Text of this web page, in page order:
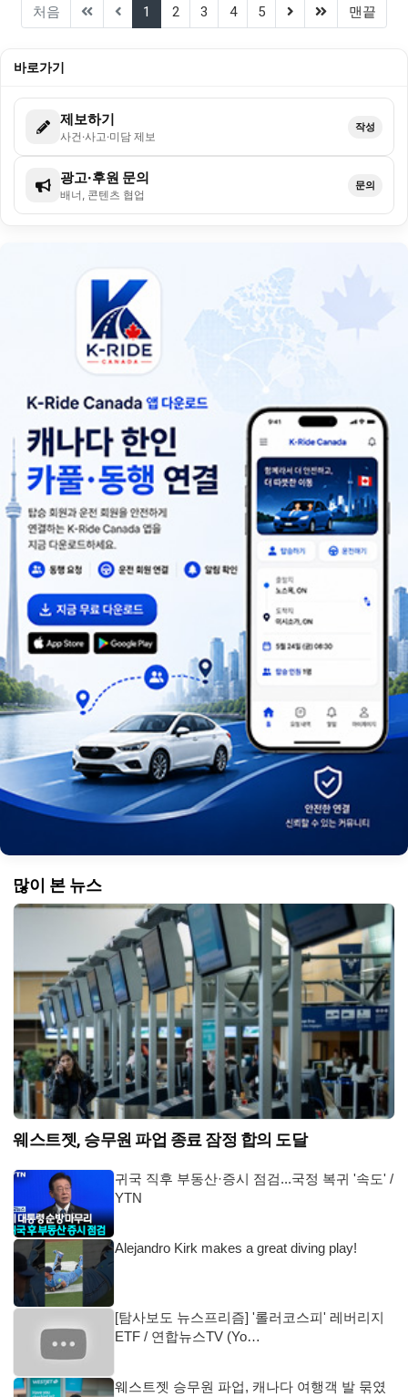
처음 1 (current)
2 3 4 5 (next)(last)맨끝
바로가기
제보하기
사건·사고·미담 제보
작성
광고·후원 문의
배너, 콘텐츠 협업
문의
많이 본 뉴스
웨스트젯, 승무원 파업 종료 잠정 합의 도달
귀국 직후 부동산·증시 점검...국정 복귀 '속도' /
YTN
Alejandro Kirk makes a great diving play!
[탐사보도 뉴스프리즘] '롤러코스피' 레버리지
ETF / 연합뉴스TV (Yo…
웨스트젯 승무원 파업, 캐나다 여행객 발 묶였